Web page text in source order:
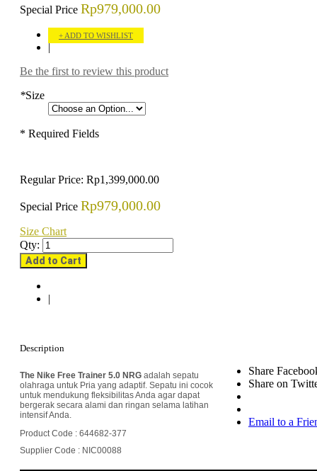
Special Price Rp979,000.00
ADD TO WISHLIST
|
Be the first to review this product
*Size
* Required Fields
Regular Price: Rp1,399,000.00
Special Price Rp979,000.00
Size Chart
Qty:
Add to Cart
|
Share
Share on
Email to a
Description
The Nike Free Trainer 5.0 NRG adalah sepatu
olahraga untuk Pria yang adaptif. Sepatu ini cocok
untuk mendukung fleksibilitas Anda agar dapat
bergerak secara alami dan ringan selama latihan
intensif Anda.
Product Code : 644682-377
Supplier Code : NIC00088